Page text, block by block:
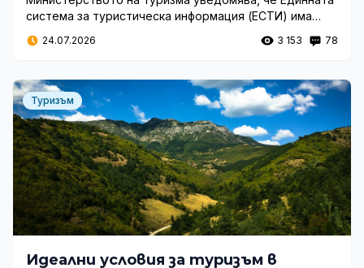
система за туристическа информация (ЕСТИ) има
технически срив. Екипи работят по възстановяването
ѝ.
24.07.2026 3 153 78
Туризъм
Идеални условия за туризъм в